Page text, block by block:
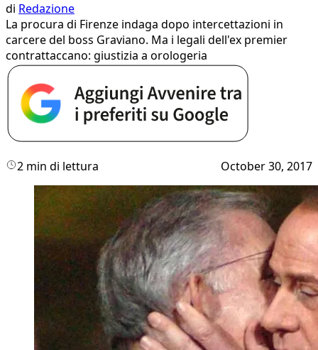
di Redazione
La procura di Firenze indaga dopo intercettazioni in
carcere del boss Graviano. Ma i legali dell'ex premier
contrattaccano: giustizia a orologeria
2 min di lettura October 30, 2017